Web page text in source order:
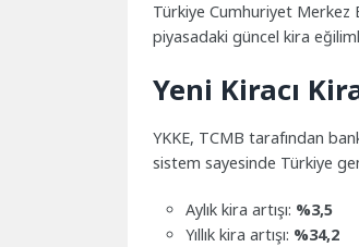
Türkiye Cumhuriyet Merkez
piyasadaki güncel kira
Yeni Kiracı
YKKE, TCMB tarafından
sistem sayesinde Türkiye
Aylık kira artışı: %3,5
Yıllık kira artışı: %34,2